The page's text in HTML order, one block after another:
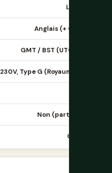
Livre (£)
Anglais (+ Gallois)
GMT / BST (UTC±0/+1)
230V, Type G (Royaume-Uni)
Non (parti 2020)
Gauche